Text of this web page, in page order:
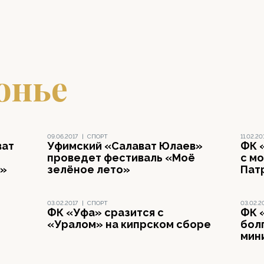
09.06.2017 | СПОРТ
Уфимский «Салават Юлаев»
проведет фестиваль «Моё
зелёное лето»
ФК
с
03.02.2017 | СПОРТ
ФК «Уфа» сразится с
«Уралом» на кипрском сборе
ФК